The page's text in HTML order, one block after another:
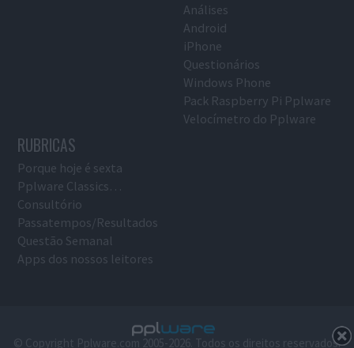
Análises
Android
iPhone
Questionários
Windows Phone
Pack Raspberry Pi Pplware
Velocímetro do Pplware
RUBRICAS
Porque hoje é sexta
Pplware Classics…
Consultório
Passatempos/Resultados
Questão Semanal
Apps dos nossos leitores
© Copyright Pplware.com 2005-2026. Todos os direitos reservados.